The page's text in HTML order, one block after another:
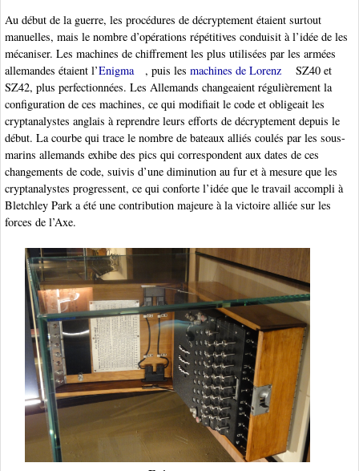
Au début de la guerre, les procédures de décryptement étaient surtout
manuelles, mais le nombre d’opérations répétitives conduisit à l’idée de les
mécaniser. Les machines de chiffrement les plus utilisées par les armées
allemandes étaient l’Enigma , puis les machines de Lorenz
SZ40 et
SZ42, plus perfectionnées. Les Allemands changeaient régulièrement la
configuration de ces machines, ce qui modifiait le code et obligeait les
cryptanalystes anglais à reprendre leurs efforts de décryptement depuis le
début. La courbe qui trace le nombre de bateaux alliés coulés par les sous-
marins allemands exhibe des pics qui correspondent aux dates de ces
changements de code, suivis d’une diminution au fur et à mesure que les
cryptanalystes progressent, ce qui conforte l’idée que le travail accompli à
Bletchley Park a été une contribution majeure à la victoire alliée sur les
forces de l’Axe.